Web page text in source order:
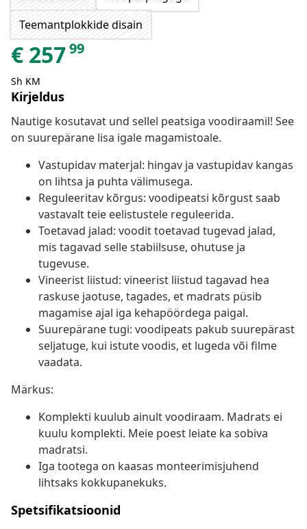
Teemantplokkide disain
€ 25799
Sh KM
Kirjeldus
Nautige kosutavat und sellel peatsiga voodiraamil! See
on suurepärane lisa igale magamistoale.
Vastupidav materjal: hingav ja vastupidav kangas
on lihtsa ja puhta välimusega.
Reguleeritav kõrgus: voodipeatsi kõrgust saab
vastavalt teie eelistustele reguleerida.
Toetavad jalad: voodit toetavad tugevad jalad,
mis tagavad selle stabiilsuse, ohutuse ja
tugevuse.
Vineerist liistud: vineerist liistud tagavad hea
raskuse jaotuse, tagades, et madrats püsib
magamise ajal iga kehapöördega paigal.
Suurepärane tugi: voodipeats pakub suurepärast
seljatuge, kui istute voodis, et lugeda või filme
vaadata.
Märkus:
Komplekti kuulub ainult voodiraam. Madrats ei
kuulu komplekti. Meie poest leiate ka sobiva
madratsi.
Iga tootega on kaasas monteerimisjuhend
lihtsaks kokkupanekuks.
Spetsifikatsioonid